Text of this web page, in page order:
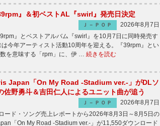
』＆初ベストAL『swirl』発売日決定
Ｊ－ＰＯＰ
2026年8月7日
』とベストアルバム『swirl』を10月7日に同時発売す
今年アーティスト活動10周年を迎える。『39rpm』とい
を意味する「rpm」に、伊 … 続きを読む
Japan「On My Road -Stadium ver.-」がDLソ
野勇斗＆吉田仁人によるユニット曲が追う
Ｊ－ＰＯＰ
2026年8月7日
ード・ソング売上レポートから2026年8月3日～8月5日の
「On My Road -Stadium ver.-」が11,550ダウンロード